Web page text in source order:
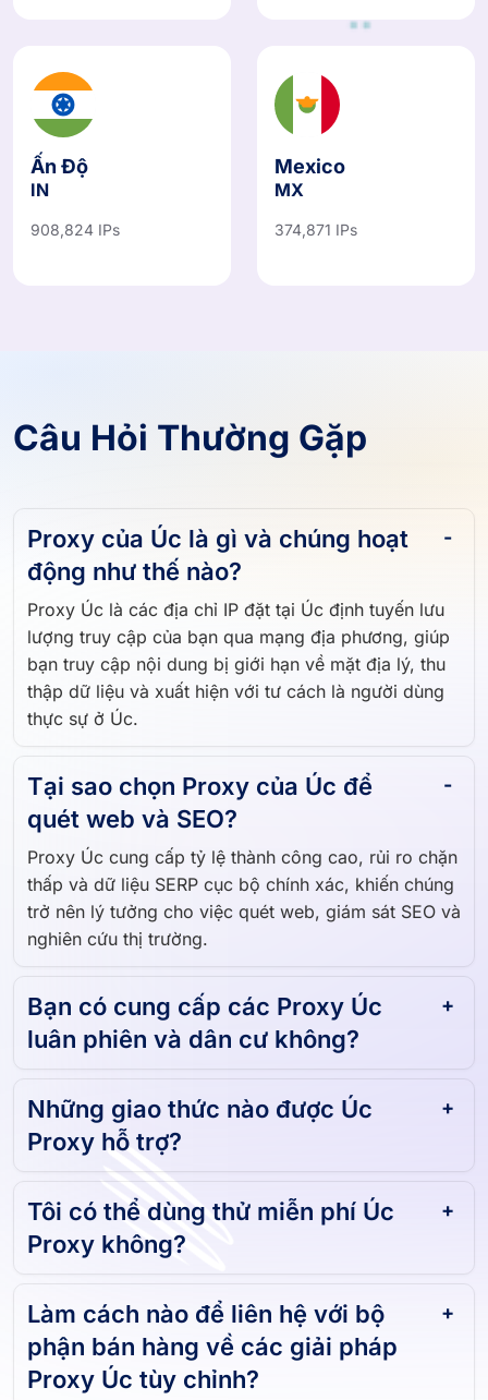
Ấn Độ
IN
908,824 IPs
Mexico
MX
374,871 IPs
Câu Hỏi Thường Gặp
Proxy của Úc là gì và chúng hoạt
động như thế nào?
Proxy Úc là các địa chỉ IP đặt tại Úc định tuyến lưu
lượng truy cập của bạn qua mạng địa phương, giúp
bạn truy cập nội dung bị giới hạn về mặt địa lý, thu
thập dữ liệu và xuất hiện với tư cách là người dùng
thực sự ở Úc.
Tại sao chọn Proxy của Úc để
quét web và SEO?
Proxy Úc cung cấp tỷ lệ thành công cao, rủi ro chặn
thấp và dữ liệu SERP cục bộ chính xác, khiến chúng
trở nên lý tưởng cho việc quét web, giám sát SEO và
nghiên cứu thị trường.
Bạn có cung cấp các Proxy Úc
luân phiên và dân cư không?
Những giao thức nào được Úc
Proxy hỗ trợ?
Tôi có thể dùng thử miễn phí Úc
Proxy không?
Làm cách nào để liên hệ với bộ
phận bán hàng về các giải pháp
Proxy Úc tùy chỉnh?